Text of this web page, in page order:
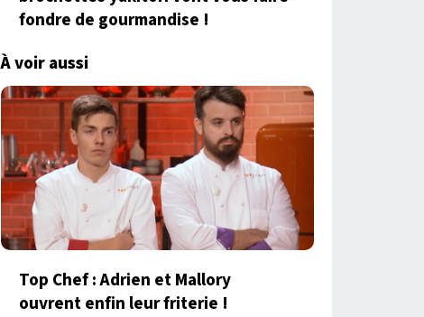
fondre de gourmandise !
À voir aussi
Top Chef : Adrien et Mallory
ouvrent enfin leur friterie !